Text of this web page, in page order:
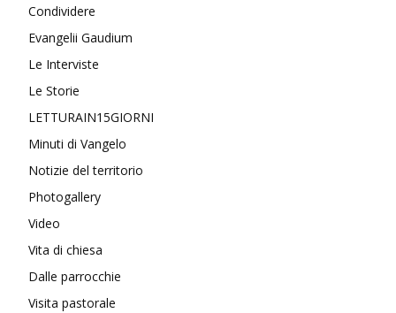
Condividere
Evangelii Gaudium
Le Interviste
Le Storie
LETTURAIN15GIORNI
Minuti di Vangelo
Notizie del territorio
Photogallery
Video
Vita di chiesa
Dalle parrocchie
Visita pastorale